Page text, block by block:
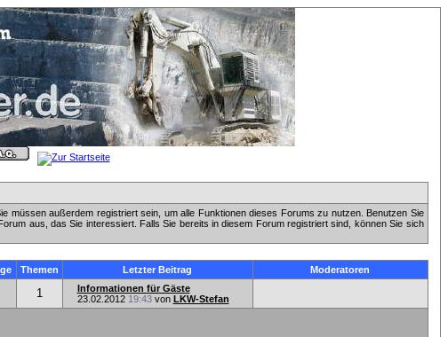
müssen außerdem registriert sein, um alle Funktionen dieses Forums zu nutzen. Benutzen Sie
aus, das Sie interessiert. Falls Sie bereits in diesem Forum registriert sind, können Sie sich
Themen Letzter Beitrag Moderatoren
1
Informationen für Gäste
23.02.2012 19:43von LKW-Stefan